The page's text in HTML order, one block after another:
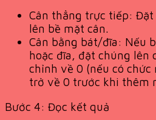
Cân thẳng trực tiếp:
lên bề mặt cân.
Cân bằng bát/đĩa: Nếu
hoặc đĩa, đặt chúng lên
chỉnh về 0 (nếu có chức
trở về 0 trước khi thêm
Bước 4: Đọc kết quả